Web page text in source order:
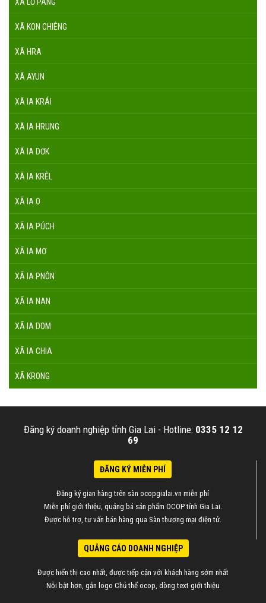
XÃ KON CHIÊNG
XÃ HRA
XÃ AYUN
XÃ IA KRÁI
XÃ IA HRUNG
XÃ IA DƠK
XÃ IA KRÊL
XÃ IA O
XÃ IA PÚCH
XÃ IA MƠ
XÃ IA PNÔN
XÃ IA NAN
XÃ IA DOM
XÃ IA CHIA
XÃ KRONG
Đăng ký doanh nghiệp tỉnh Gia Lai - Hotline: 0335 12 12
69
ĐĂNG KÝ MIỄN PHÍ
Đăng ký gian hàng trên sàn ocopgialai.vn miễn phí
Miễn phí giới thiệu, quảng bá sản phẩm OCOP tỉnh Gia Lai.
Được hỗ trợ, tư vấn bán hàng qua Sàn thương mại điện tử.
QUẢNG CÁO DOANH NGHIỆP
Được hiển thị cao nhất, được tiếp cận với khách hàng sớm nhất
Nỗi bật hơn, gắn logo Chủ thể ocop, dòng text giới thiệu